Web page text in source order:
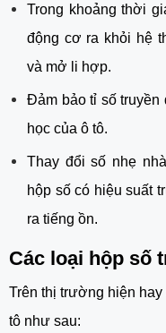
Trong khoảng thời
động cơ ra khỏi hệ
và mở li hợp.
Đảm bảo tỉ số truyền
học của ô tô.
Thay đổi số nhẹ
hộp số có hiệu suất
ra tiếng ồn.
Các loại hộp số
Trên thị trường hiện
tô như sau: